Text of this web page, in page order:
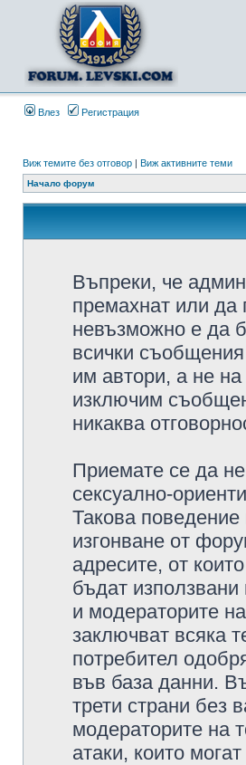
Влез Регистрация
Виж темите без отговор | Виж активните теми
Начало форум
Въпреки, че
премахнат или
невъзможно е да
всички
им автори, а не
изключим
никаква
Приемате се да
сексуално-
Такова
изгонване от
адресите, от
бъдат
и модераторите
заключват всяка
потребител
във база данни.
трети страни без
модераторите на
атаки, които